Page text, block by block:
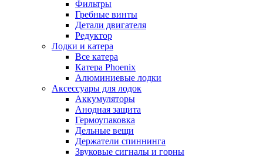
Фильтры
Гребные винты
Детали двигателя
Редуктор
Лодки и катера
Все катера
Катера Phoenix
Алюминиевые лодки
Аксессуары для лодок
Аккумуляторы
Анодная защита
Гермоупаковка
Дельные вещи
Держатели спиннинга
Звуковые сигналы и горны